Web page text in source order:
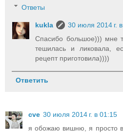
Ответы
kukla
30 июля 2014 г.
Спасибо большое))) мне
тешилась и ликовала,
рецепт приготовила))))
Ответить
cve 30 июля 2014 г. в 01:15
я обожаю вишню, я просто